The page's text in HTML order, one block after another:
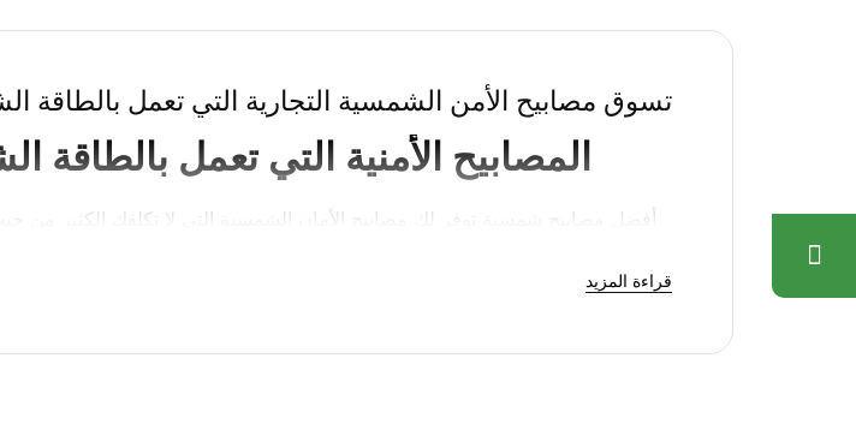
تسوق مصابيح الأمن الشمسية التجارية التي تعمل بالطاقة
المصابيح الأمنية التي تعمل
أفضل مصابيح شمسية توفر لك مصابيح الأمان الشمسية التي لا تكلفك الكثير من حيث
قراءة المزيد